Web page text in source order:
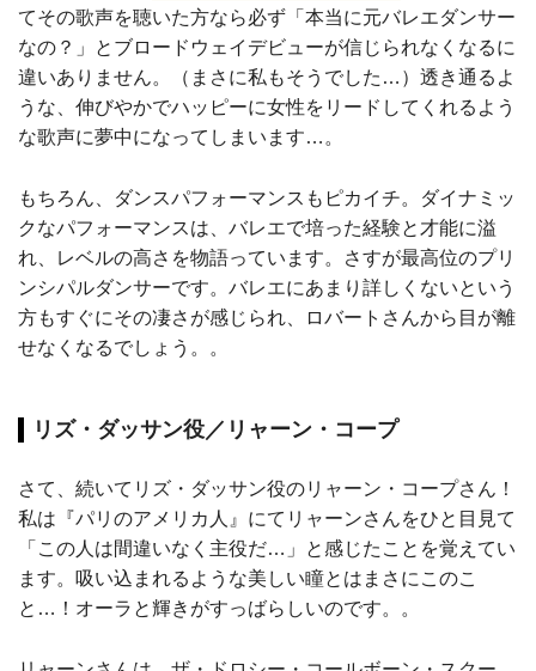
てその歌声を聴いた方なら必ず「本当に元バレエダンサー
なの？」とブロードウェイデビューが信じられなくなるに
違いありません。（まさに私もそうでした…）透き通るよ
うな、伸びやかでハッピーに女性をリードしてくれるよう
な歌声に夢中になってしまいます…。
もちろん、ダンスパフォーマンスもピカイチ。ダイナミッ
クなパフォーマンスは、バレエで培った経験と才能に溢
れ、レベルの高さを物語っています。さすが最高位のプリ
ンシパルダンサーです。バレエにあまり詳しくないという
方もすぐにその凄さが感じられ、ロバートさんから目が離
せなくなるでしょう。。
リズ・ダッサン役／リャーン・コープ
さて、続いてリズ・ダッサン役のリャーン・コープさん！
私は『パリのアメリカ人』にてリャーンさんをひと目見て
「この人は間違いなく主役だ…」と感じたことを覚えてい
ます。吸い込まれるような美しい瞳とはまさにこのこ
と…！オーラと輝きがすっばらしいのです。。